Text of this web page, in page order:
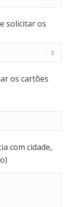
solicitar os
os cartões
com cidade,